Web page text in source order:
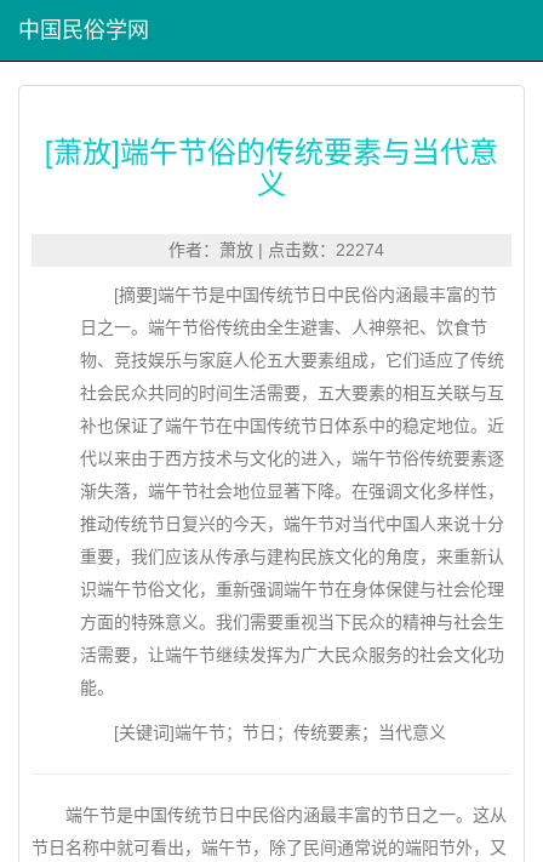
中国民俗学网
[萧放]端午节俗的传统要素与当代意
义
作者：萧放 | 点击数：22274
[摘要]端午节是中国传统节日中民俗内涵最丰富的节
日之一。端午节俗传统由全生避害、人神祭祀、饮食节
物、竞技娱乐与家庭人伦五大要素组成，它们适应了传统
社会民众共同的时间生活需要，五大要素的相互关联与互
补也保证了端午节在中国传统节日体系中的稳定地位。近
代以来由于西方技术与文化的进入，端午节俗传统要素逐
渐失落，端午节社会地位显著下降。在强调文化多样性，
推动传统节日复兴的今天，端午节对当代中国人来说十分
重要，我们应该从传承与建构民族文化的角度，来重新认
识端午节俗文化，重新强调端午节在身体保健与社会伦理
方面的特殊意义。我们需要重视当下民众的精神与社会生
活需要，让端午节继续发挥为广大民众服务的社会文化功
能。
[关键词]端午节；节日；传统要素；当代意义
端午节是中国传统节日中民俗内涵最丰富的节日之一。这从
节日名称中就可看出，端午节，除了民间通常说的端阳节外，又